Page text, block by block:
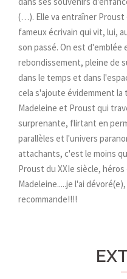
(…). Elle va entraîner
fameux écrivain qui vit, lui,
son passé. On est d'emblée
rebondissement, pleine de
dans le temps et dans
cela s'ajoute évidemment
Madeleine et Proust qui
surprenante, flirtant en
parallèles et l'univers
attachants, c'est le moins
Proust du XXIe siècle,
Madeleine.....je l'ai
recommande!!!!